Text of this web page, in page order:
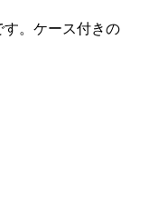
。ケース付きの